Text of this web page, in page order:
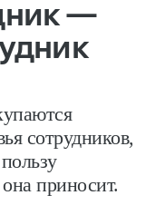
—
сотрудников,
приносит.